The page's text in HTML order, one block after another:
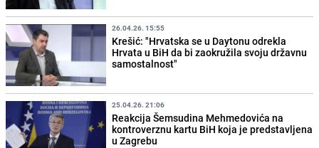
26.04.26. 15:55
Krešić: "Hrvatska se u Daytonu odrekla
Hrvata u BiH da bi zaokružila svoju državnu
samostalnost"
25.04.26. 21:06
Reakcija Šemsudina Mehmedovića na
kontroverznu kartu BiH koja je predstavljena
u Zagrebu